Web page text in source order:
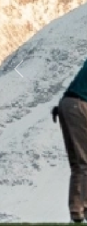
Previous